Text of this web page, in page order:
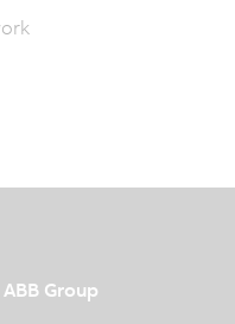
Group